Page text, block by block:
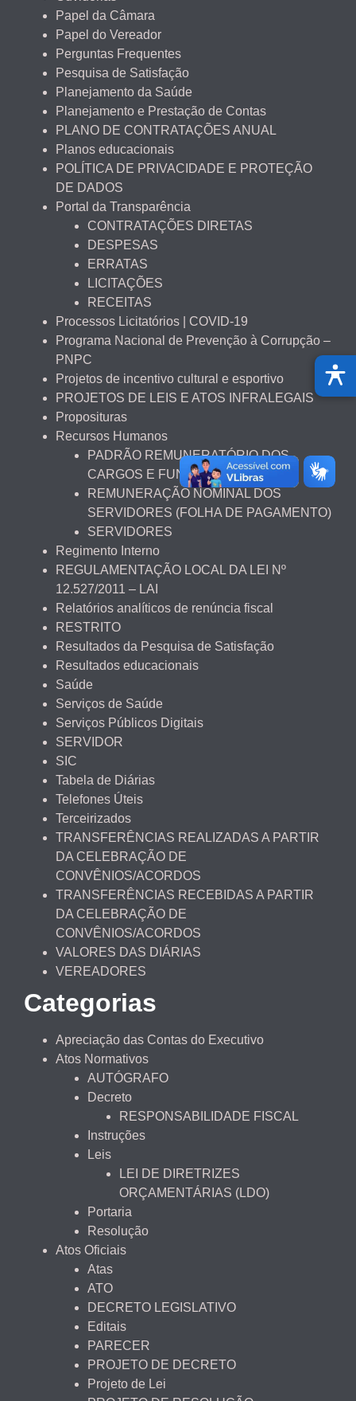
Papel da Câmara
Papel do Vereador
Perguntas Frequentes
Pesquisa de Satisfação
Planejamento da Saúde
Planejamento e Prestação de Contas
PLANO DE CONTRATAÇÕES ANUAL
Planos educacionais
POLÍTICA DE PRIVACIDADE E PROTEÇÃO
DE DADOS
Portal da Transparência
CONTRATAÇÕES DIRETAS
DESPESAS
ERRATAS
LICITAÇÕES
RECEITAS
Processos Licitatórios | COVID-19
Programa Nacional de Prevenção à Corrupção –
PNPC
Projetos de incentivo cultural e esportivo
PROJETOS DE LEIS E ATOS INFRALEGAIS
Proposituras
Recursos Humanos
PADRÃO REMUNERATÓRIO DOS
CARGOS E FUNÇÕES
REMUNERAÇÃO NOMINAL DOS
SERVIDORES (FOLHA DE PAGAMENTO)
SERVIDORES
Regimento Interno
REGULAMENTAÇÃO LOCAL DA LEI Nº
12.527/2011 – LAI
Relatórios analíticos de renúncia fiscal
RESTRITO
Resultados da Pesquisa de Satisfação
Resultados educacionais
Saúde
Serviços de Saúde
Serviços Públicos Digitais
SERVIDOR
SIC
Tabela de Diárias
Telefones Úteis
Terceirizados
TRANSFERÊNCIAS REALIZADAS A PARTIR
DA CELEBRAÇÃO DE
CONVÊNIOS/ACORDOS
TRANSFERÊNCIAS RECEBIDAS A PARTIR
DA CELEBRAÇÃO DE
CONVÊNIOS/ACORDOS
VALORES DAS DIÁRIAS
VEREADORES
Categorias
Apreciação das Contas do Executivo
Atos Normativos
AUTÓGRAFO
Decreto
RESPONSABILIDADE FISCAL
Instruções
Leis
LEI DE DIRETRIZES
ORÇAMENTÁRIAS (LDO)
Portaria
Resolução
Atos Oficiais
Atas
ATO
DECRETO LEGISLATIVO
Editais
PARECER
PROJETO DE DECRETO
Projeto de Lei